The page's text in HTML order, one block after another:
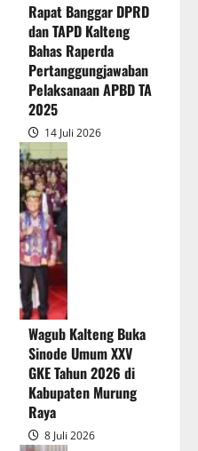
Rapat Banggar DPRD
dan TAPD Kalteng
Bahas Raperda
Pertanggungjawaban
Pelaksanaan APBD TA
2025
14 Juli 2026
Wagub Kalteng Buka
Sinode Umum XXV
GKE Tahun 2026 di
Kabupaten Murung
Raya
8 Juli 2026